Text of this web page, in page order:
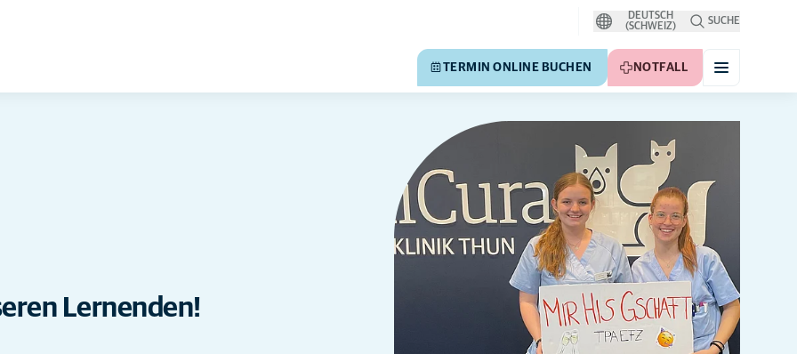
DEUTSCH
(SCHWEIZ)
SUCHE
TERMIN ONLINE BUCHEN NOTFALL
Lernenden!